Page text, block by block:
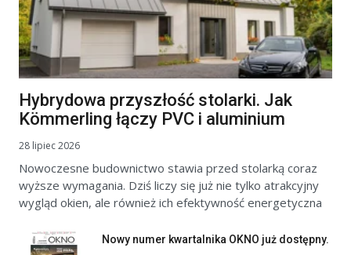
Hybrydowa przyszłość stolarki. Jak
Kömmerling łączy PVC i aluminium
28 lipiec 2026
Nowoczesne budownictwo stawia przed stolarką coraz
wyższe wymagania. Dziś liczy się już nie tylko atrakcyjny
wygląd okien, ale również ich efektywność energetyczna
Nowy numer kwartalnika OKNO już dostępny.